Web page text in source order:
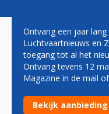
EXTRA
Ontvang een jaar
Luchtvaartnieuws en
toegang tot al het
Ontvang tevens 12
Magazine in de mail
Bekijk aanbieding